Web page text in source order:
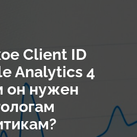
Client ID
Analytics 4
он нужен